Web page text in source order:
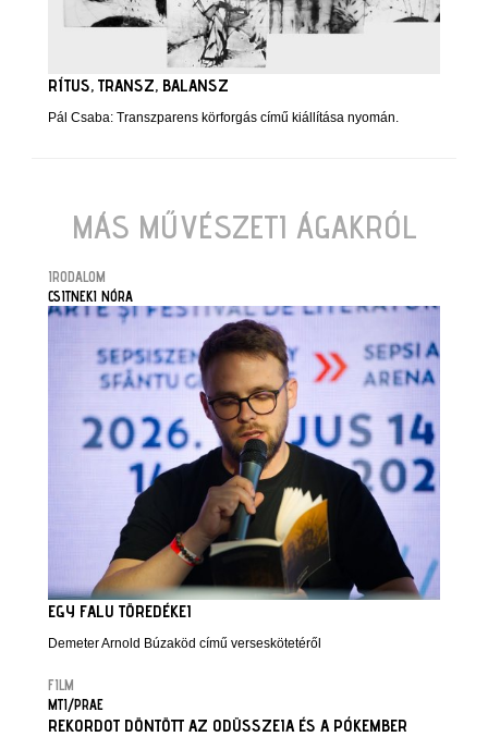
RÍTUS, TRANSZ, BALANSZ
Pál Csaba: Transzparens körforgás című kiállítása nyomán.
MÁS MŰVÉSZETI ÁGAKRÓL
IRODALOM
CSITNEKI NÓRA
EGY FALU TÖREDÉKEI
Demeter Arnold Búzaköd című verseskötetéről
FILM
MTI/PRAE
REKORDOT DÖNTÖTT AZ ODÜSSZEIA ÉS A PÓKEMBER